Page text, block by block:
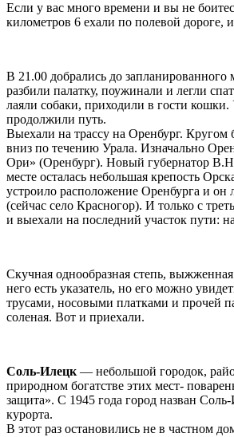
Если у вас много времени и вы не
километров 6 ехали по полевой дороге,
В 21.00 добрались до
разбили палатку, поужинали и легли
лаяли собаки, приходили в гости кошки.
продолжили путь.
Выехали на трассу на Оренбург. Кругом
вниз по течению Урала. Изначально
Ори» (Оренбург). Новый губернатор В.Н.
месте осталась небольшая крепость
устроило расположение Оренбурга и он
(сейчас село Красногор). И только с
и выехали на последний участок пути:
Скучная однообразная степь,
него есть указатель, но его можно
трусами, носовыми платками и прочей
соленая. Вот и приехали.
Соль-Илецк — небольшой городок,
природном богатстве этих мест-
защита». С 1945 года город назван
курорта.
В этот раз остановились не в частном